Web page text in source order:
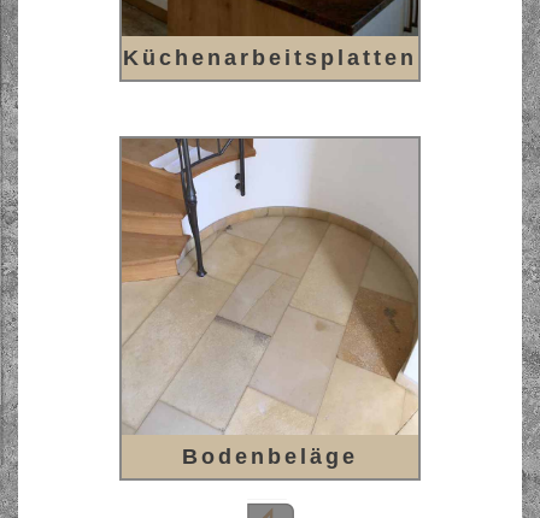
Küchenarbeitsplatten
Bodenbeläge